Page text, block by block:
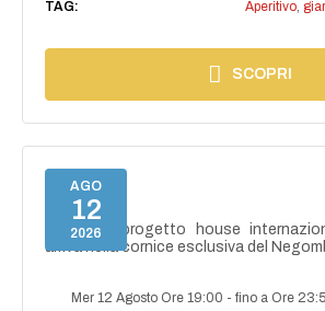
TAG:
Aperitivo,
SCOPRI
AGO
12
2026
NAIMA
NAIMA, il progetto house
arriva nella cornice esclusiva del
Mer 12 Agosto Ore 19:00 -fino a Ore